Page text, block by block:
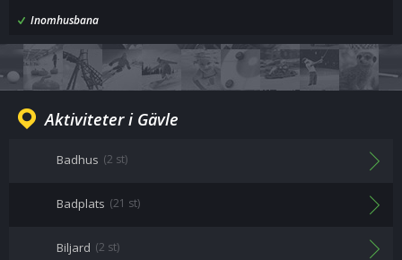
Inomhusbana
Aktiviteter i Gävle
Badhus (2 st)
Badplats (21 st)
Biljard (2 st)